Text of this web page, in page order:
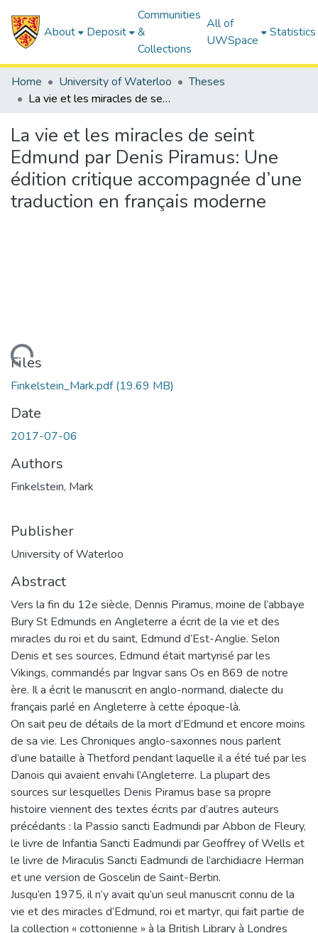
About Deposit
Communities
&
Collections
All of
UWSpace
Statistics
Home University of Waterloo
Theses
La vie et les miracles de seint Edmund par Denis Piramus: Une édition critique accompagnée d’une traduction en français moderne
La vie et les miracles de seint
Edmund par Denis Piramus: Une
édition critique accompagnée d’une
traduction en français moderne
Files
Finkelstein_Mark.pdf(19.69 MB)
Date
2017-07-06
Authors
Finkelstein, Mark
Publisher
University of Waterloo
Abstract
Vers la fin du 12e siècle, Dennis Piramus, moine de l’abbaye
Bury St Edmunds en Angleterre a écrit de la vie et des
miracles du roi et du saint, Edmund d’Est-Anglie. Selon
Denis et ses sources, Edmund était martyrisé par les
Vikings, commandés par Ingvar sans Os en 869 de notre
ère. Il a écrit le manuscrit en anglo-normand, dialecte du
français parlé en Angleterre à cette époque-là.
On sait peu de détails de la mort d’Edmund et encore moins
de sa vie. Les Chroniques anglo-saxonnes nous parlent
d’une bataille à Thetford pendant laquelle il a été tué par les
Danois qui avaient envahi l’Angleterre. La plupart des
sources sur lesquelles Denis Piramus base sa propre
histoire viennent des textes écrits par d’autres auteurs
précédants : la Passio sancti Eadmundi par Abbon de Fleury,
le livre de Infantia Sancti Eadmundi par Geoffrey of Wells et
le livre de Miraculis Sancti Eadmundi de l’archidiacre Herman
et une version de Goscelin de Saint-Bertin.
Jusqu’en 1975, il n’y avait qu’un seul manuscrit connu de la
vie et des miracles d’Edmund, roi et martyr, qui fait partie de
la collection « cottonienne » à la British Library à Londres